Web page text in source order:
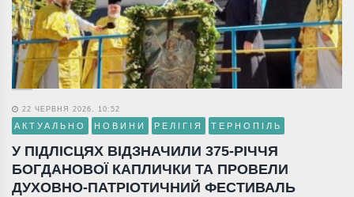
22 ЧЕРВНЯ 2026, 10:52
АКТУАЛЬНО НОВИНИ РЕЛІГІЯ ТЕРНОПІЛЬ
У ПІДЛІСЦЯХ ВІДЗНАЧИЛИ 375-РІЧЧЯ
БОГДАНОВОЇ КАПЛИЧКИ ТА ПРОВЕЛИ
ДУХОВНО-ПАТРІОТИЧНИЙ ФЕСТИВАЛЬ